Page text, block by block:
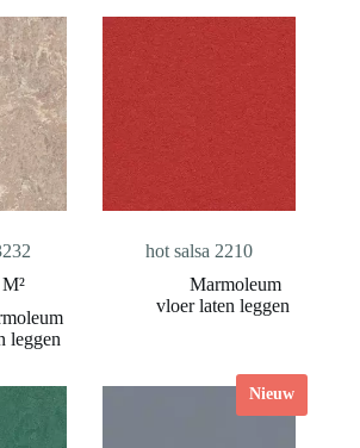
hot salsa 2210
Nieuw